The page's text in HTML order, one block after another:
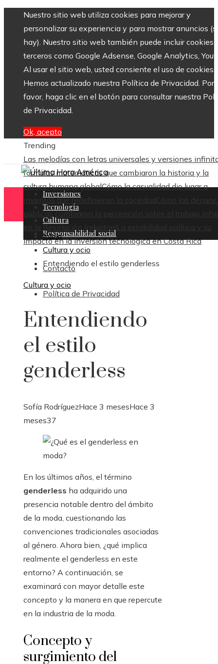
Nuestro sitio web utiliza cookies para mejorar y
personalizar su experiencia y para mostrar anuncios
hay). Nuestro sitio web también puede incluir cookies
terceros como Google Adsense, Google Analytics,
Al usar el sitio web, usted consiente el uso de cookies.
Hemos actualizado nuestra Política de Privacidad. Por
favor, haga clic en el botón para consultar nuestra
de Privacidad.
Ok, acepto
Trending
Las melodías con letras universales y versiones
fórmulas matemáticas que cambiaron la historia y la
cultura humana globalCómo la casualidad dio lugar a
inventos que redefinieron la sociedad
Cómo las
públicas cambiaron la percepción sobre el trabajo
en la Revolución Industrial La estabilidad política y su
impacto en la inversión tecnológica en Costa Rica
Contacto
Política de Privacidad
Inversiones
Tecnología
Cultura
Responsabilidad social
Inicio
Cultura y ocio
Entendiendo el estilo genderless
Cultura y ocio
Entendiendo
el estilo
genderless
Sofía RodríguezHace 3 mesesHace 3
meses37
En los últimos años, el término
genderless ha adquirido una
presencia notable dentro del ámbito
de la moda, cuestionando las
convenciones tradicionales asociadas
al género. Ahora bien, ¿qué implica
realmente el genderless en este
entorno? A continuación, se
examinará con mayor detalle este
concepto y la manera en que repercute
en la industria de la moda.
Concepto y
surgimiento del